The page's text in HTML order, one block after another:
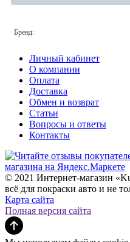
Бренд:
Личный кабинет
О компании
Оплата
Доставка
Обмен и возврат
Статьи
Вопросы и ответы
Контакты
© 2021 Интернет-магазин
всё для покраски авто и не
Карта сайта
Полная версия сайта